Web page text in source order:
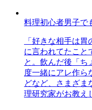
料理初心者男子で
「好きな相手は
に言われてたこと
と。飲んだ後「ち
度一緒にアレ作ら
どなど、さまざま
理研究家がお教え